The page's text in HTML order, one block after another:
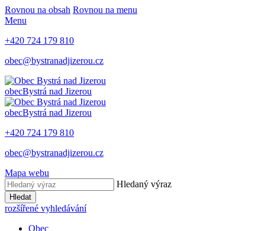
Rovnou na obsah Rovnou na menu
Menu
+420 724 179 810
obec@bystranadjizerou.cz
obecBystrá nad Jizerou
obecBystrá nad Jizerou
+420 724 179 810
obec@bystranadjizerou.cz
Mapa webu
Hledaný výraz
Hledat
rozšířené vyhledávání
Obec